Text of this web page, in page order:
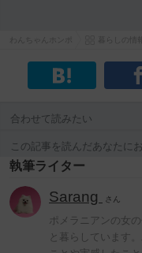
合わせて読みたい
この記事を読んだあなたに
執筆ライター
Sarang さん
ポメラニアンの女
と暮らしています